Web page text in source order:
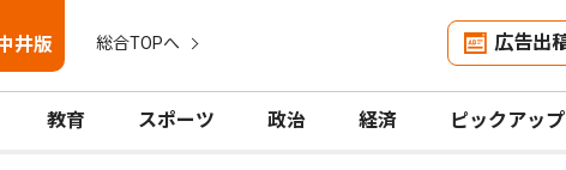
井版 総合TOPへ 広告出
教育 スポーツ 政治 経済 ピックアップ